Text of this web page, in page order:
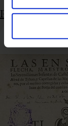
Pasa páginas